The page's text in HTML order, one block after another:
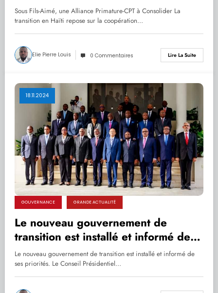
Sous Fils-Aimé, une Alliance Primature-CPT à Consolider La
transition en Haïti repose sur la coopération…
Elie Pierre Louis 0 Commentaires Lire La Suite
18.11.2024
GOUVERNANCE GRANDE ACTUALITÉ
Le nouveau gouvernement de
transition est installé et informé de
ses priorités
Le nouveau gouvernement de transition est installé et informé de
ses priorités. Le Conseil Présidentiel…